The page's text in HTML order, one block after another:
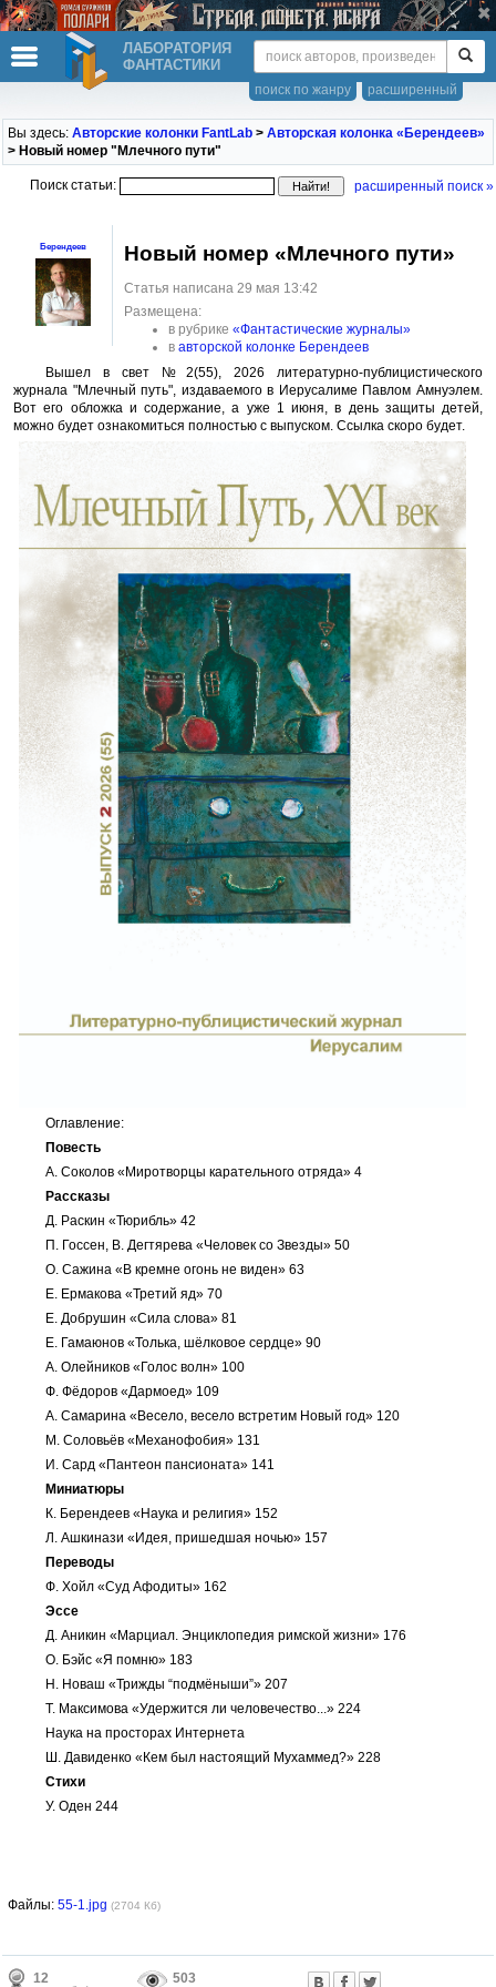
ЛАБОРАТОРИЯ
ФАНТАСТИКИ
расширенный
поиск по жанру
Вы здесь: Авторские колонки FantLab > Авторская колонка «Берендеев»
> Новый номер "Млечного пути"
Поиск статьи: расширенный поиск »
Берендеев Новый номер «Млечного пути»
Статья написана 29 мая 13:42
Размещена:
в рубрике «Фантастические журналы»
в авторской колонке Берендеев
Вышел в свет №2(55), 2026 литературно-публицистического
журнала "Млечный путь", издаваемого в Иерусалиме Павлом Амнуэлем.
Вот его обложка и содержание, а уже 1 июня, в день защиты детей,
можно будет ознакомиться полностью с выпуском. Ссылка скоро будет.
Оглавление:
Повесть
А. Соколов «Миротворцы карательного отряда» 4
Рассказы
Д. Раскин «Тюрибль» 42
П. Госсен, В. Дегтярева «Человек со Звезды» 50
О. Сажина «В кремне огонь не виден» 63
Е. Ермакова «Третий яд» 70
Е. Добрушин «Сила слова» 81
Е. Гамаюнов «Толька, шёлковое сердце» 90
А. Олейников «Голос волн» 100
Ф. Фёдоров «Дармоед» 109
А. Самарина «Весело, весело встретим Новый год» 120
М. Соловьёв «Механофобия» 131
И. Сард «Пантеон пансионата» 141
Миниатюры
К. Берендеев «Наука и религия» 152
Л. Ашкинази «Идея, пришедшая ночью» 157
Переводы
Ф. Хойл «Суд Афодиты» 162
Эссе
Д. Аникин «Марциал. Энциклопедия римской жизни» 176
О. Бэйс «Я помню» 183
Н. Новаш «Трижды “подмёныши”» 207
Т. Максимова «Удержится ли человечество...» 224
Наука на просторах Интернета
Ш. Давиденко «Кем был настоящий Мухаммед?» 228
Стихи
У. Оден 244
Файлы: 55-1.jpg (2704 Кб)
12
503